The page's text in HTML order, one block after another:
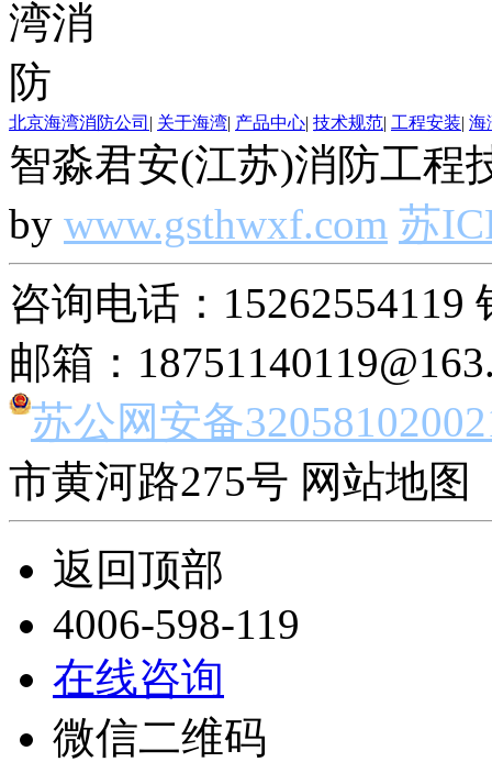
北京海湾消防公司 | 关于海湾| 产品中心| 技术规范| 工程安装| 海
智淼君安(江苏)消防工程
by www.gsthwxf.com 苏
咨询电话：15262554119
邮箱：
苏公网安备
市黄河路275号 网站地图
返回顶部
4006-598-119
在线咨询
微信二维码